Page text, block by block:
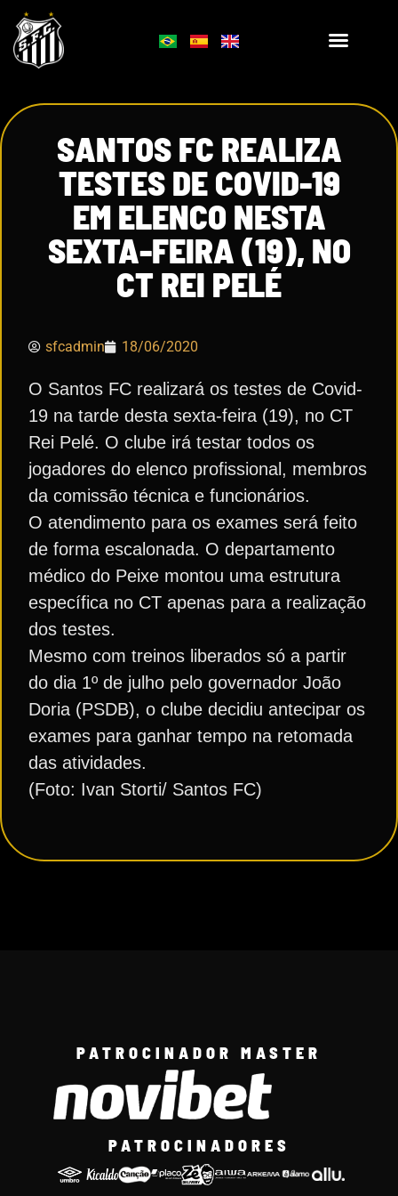
SANTOS FC REALIZA
TESTES DE COVID-19
EM ELENCO NESTA
SEXTA-FEIRA (19), NO
CT REI PELÉ
sfcadmin 18/06/2020
O Santos FC realizará os testes de Covid-
19 na tarde desta sexta-feira (19), no CT
Rei Pelé. O clube irá testar todos os
jogadores do elenco profissional, membros
da comissão técnica e funcionários.
O atendimento para os exames será feito
de forma escalonada. O departamento
médico do Peixe montou uma estrutura
específica no CT apenas para a realização
dos testes.
Mesmo com treinos liberados só a partir
do dia 1º de julho pelo governador João
Doria (PSDB), o clube decidiu antecipar os
exames para ganhar tempo na retomada
das atividades.
(Foto: Ivan Storti/ Santos FC)
PATROCINADOR MASTER
PATROCINADORES